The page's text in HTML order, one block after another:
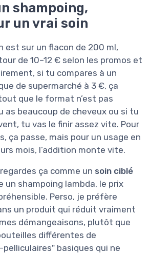
shampoing,
un vrai soin
est sur un flacon de 200 ml,
de 10–12 € selon les promos et
si tu compares à un
de supermarché à 3 €, ça
que le format n’est pas
as beaucoup de cheveux ou si tu
tu vas le finir assez vite. Pour
ça passe, mais pour un usage en
mois, l’addition monte vite.
ça comme un soin ciblé
un shampoing lambda, le prix
Perso, je préfère
un produit qui réduit vraiment
démangeaisons, plutôt que
différentes de
basiques qui ne